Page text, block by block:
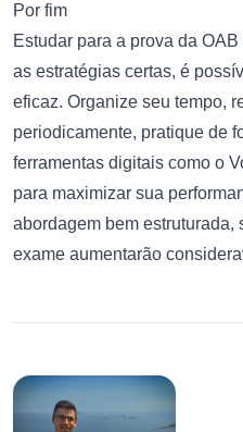
Por fim
Estudar para a prova da
as estratégias certas, é
eficaz. Organize seu tempo,
periodicamente, pratique de
ferramentas digitais como o
para maximizar sua
abordagem bem
exame aumentarão